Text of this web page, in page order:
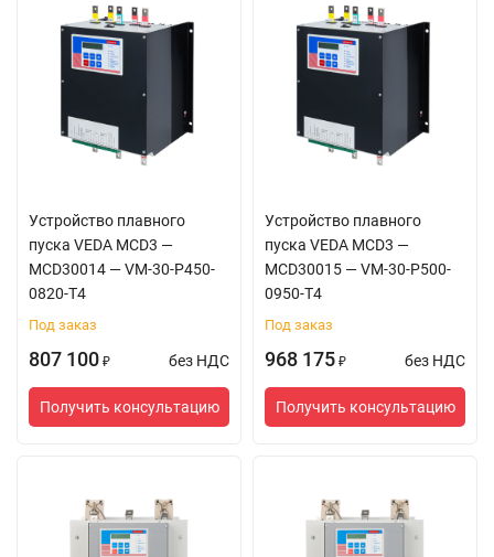
Устройство плавного
пуска VEDA MCD3 —
MCD30014 — VM-30-P450-
0820-T4
Под заказ
807 100 ₽ без НДС
Получить консультацию
Устройство плавного
пуска VEDA MCD3 —
MCD30015 — VM-30-P500-
0950-T4
Под заказ
968 175 ₽ без НДС
Получить консультацию